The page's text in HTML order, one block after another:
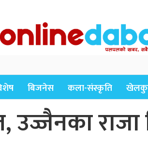
बिजनेस कला-संस्कृति
राजा